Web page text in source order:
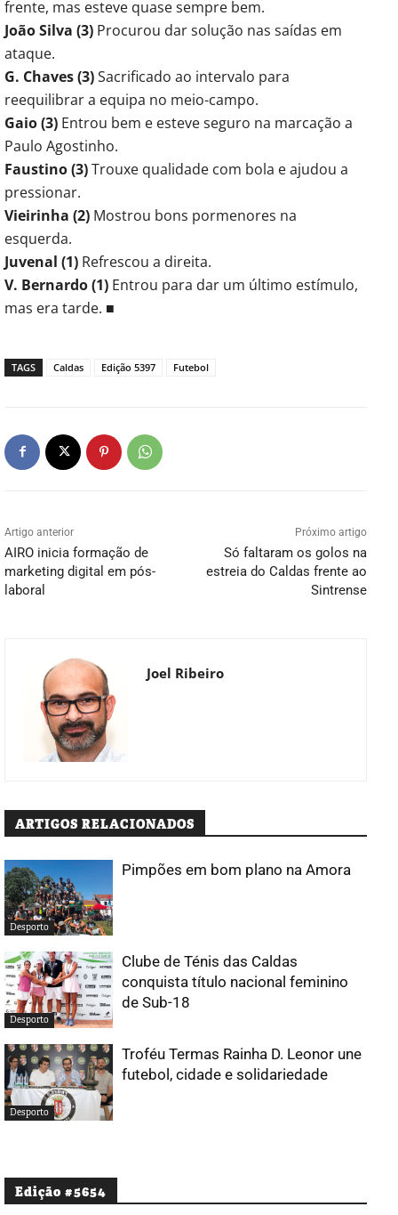
frente, mas esteve quase sempre bem.
João Silva (3) Procurou dar solução nas saídas em
ataque.
G. Chaves (3)Sacrificado ao intervalo para
reequilibrar a equipa no meio-campo.
Gaio (3) Entrou bem e esteve seguro na marcação a
Paulo Agostinho.
Faustino (3)Trouxe qualidade com bola e ajudou a
pressionar.
Vieirinha (2) Mostrou bons pormenores na
esquerda.
Juvenal (1) Refrescou a direita.
V. Bernardo (1) Entrou para dar um último estímulo,
mas era tarde. ■
TAGS Caldas Edição 5397 Futebol
Artigo anterior
AIRO inicia formação de
marketing digital em pós-
laboral
Próximo artigo
Só faltaram os golos na
estreia do Caldas frente ao
Sintrense
Joel Ribeiro
ARTIGOS RELACIONADOS
Desporto
Pimpões em bom plano na Amora
Desporto
Clube de Ténis das Caldas
conquista título nacional feminino
de Sub-18
Desporto
Troféu Termas Rainha D. Leonor une
futebol, cidade e solidariedade
Edição #5654